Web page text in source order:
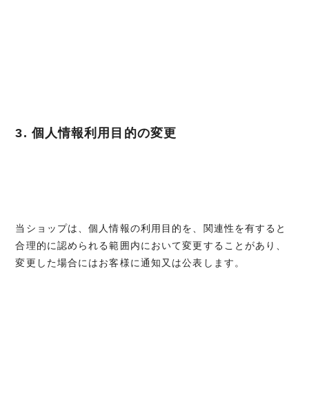
3. 個人情報利用目的の変更
当ショップは、個人情報の利用目的を、関連性を有すると
合理的に認められる範囲内において変更することがあり、
変更した場合にはお客様に通知又は公表します。